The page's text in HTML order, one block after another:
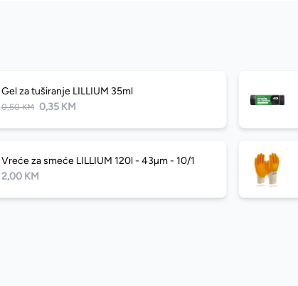
Gel za tuširanje LILLIUM 35ml
0,50 KM 0,35 KM
Vreće za smeće LILLIUM 120l - 43µm - 10/1
2,00 KM